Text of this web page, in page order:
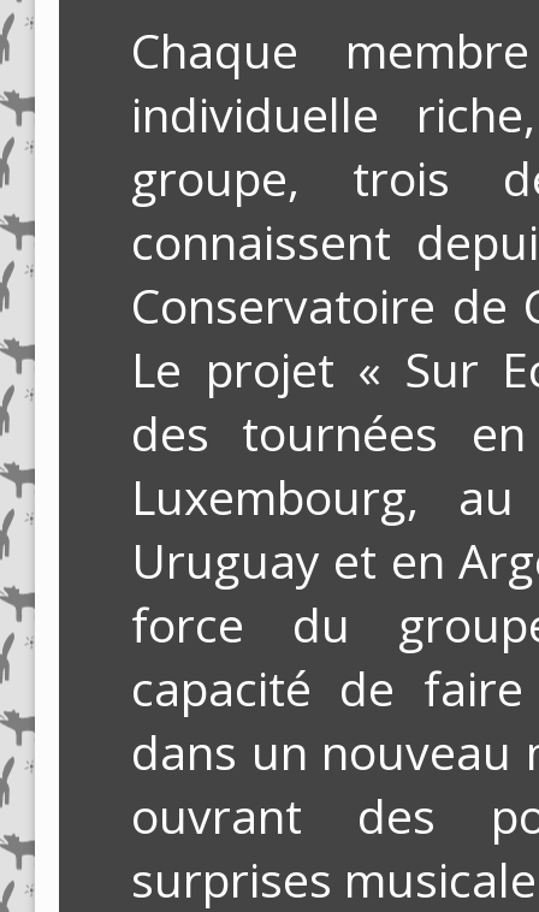
Chaque
individuelle
groupe, trois
connaissent
Conservatoire de
Le projet « Sur
des tournées en
Luxembourg,
Uruguay et en
force du
capacité de
dans un nouveau
ouvrant des
surprises